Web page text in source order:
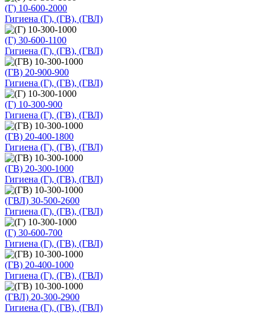
(Г) 10-600-2000
Гигиена (Г), (ГВ), (ГВЛ)
(Г) 30-600-1100
Гигиена (Г), (ГВ), (ГВЛ)
(ГВ) 20-900-900
Гигиена (Г), (ГВ), (ГВЛ)
(Г) 10-300-900
Гигиена (Г), (ГВ), (ГВЛ)
(ГВ) 20-400-1800
Гигиена (Г), (ГВ), (ГВЛ)
(ГВ) 20-300-1000
Гигиена (Г), (ГВ), (ГВЛ)
(ГВЛ) 30-500-2600
Гигиена (Г), (ГВ), (ГВЛ)
(Г) 30-600-700
Гигиена (Г), (ГВ), (ГВЛ)
(ГВ) 20-400-1000
Гигиена (Г), (ГВ), (ГВЛ)
(ГВЛ) 20-300-2900
Гигиена (Г), (ГВ), (ГВЛ)